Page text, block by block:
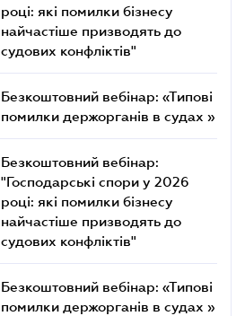
році: які помилки бізнесу
найчастіше призводять до
судових конфліктів"
Безкоштовний вебінар: «Типові
помилки держорганів в судах »
Безкоштовний вебінар:
"Господарські спори у 2026
році: які помилки бізнесу
найчастіше призводять до
судових конфліктів"
Безкоштовний вебінар: «Типові
помилки держорганів в судах »